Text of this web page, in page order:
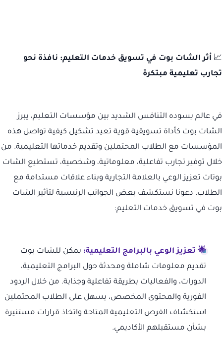
📈 أثر الشات بوت في تسويق خدمات التعليم: نافذة نحو
تجارب تعليمية مبتكرة
في عالم يسوده التنافس الشديد بين مؤسسات التعليم، يبرز
الشات بوت كأداة تسويقية قوية تعيد تشكيل كيفية تواصل هذه
المؤسسات مع الطلاب المحتملين وتقديم خدماتها التعليمية. من
خلال توفير تجارب تفاعلية، معلوماتية، وشخصية، تستطيع الشات
بوتات تعزيز الوعي بالعلامة التجارية وبناء علاقات مستدامة مع
الطلاب. دعونا نستكشف بعض الجوانب الرئيسية لتأثير الشات
بوت في تسويق خدمات التعليم:
🌟 تعزيز الوعي بالبرامج التعليمية: يمكن للشات بوت
تقديم معلومات شاملة ومحدثة حول البرامج التعليمية،
الدورات، والفعاليات بطريقة تفاعلية وجذابة. من خلال الردود
الفورية والمحتوى المخصص، يسهل على الطلاب المحتملين
استكشاف الفرص التعليمية المتاحة واتخاذ قرارات مستنيرة
بشأن مستقبلهم الأكاديمي.